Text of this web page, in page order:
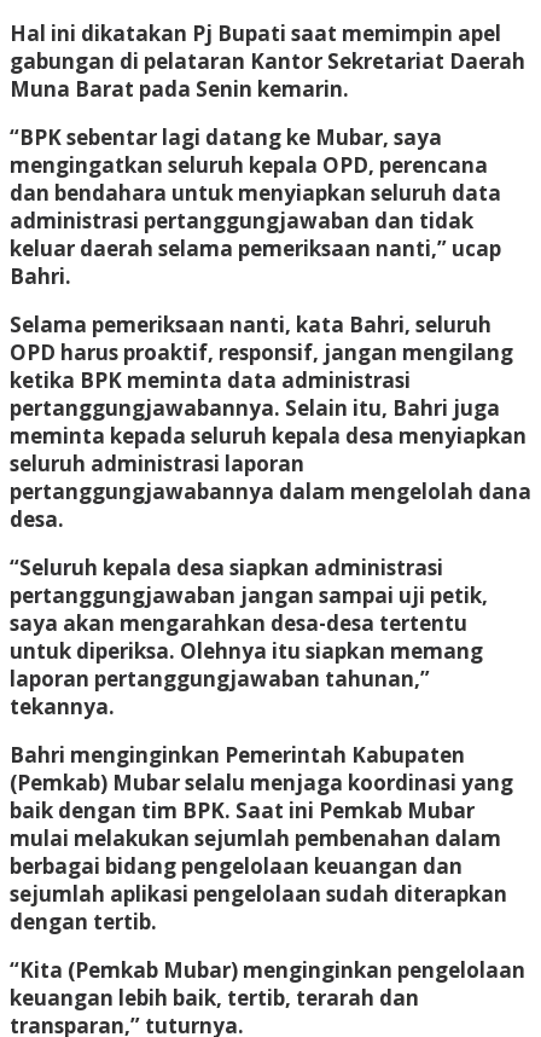
Hal ini dikatakan Pj Bupati saat memimpin apel
gabungan di pelataran Kantor Sekretariat Daerah
Muna Barat pada Senin kemarin.
“BPK sebentar lagi datang ke Mubar, saya
mengingatkan seluruh kepala OPD, perencana
dan bendahara untuk menyiapkan seluruh data
administrasi pertanggungjawaban dan tidak
keluar daerah selama pemeriksaan nanti,” ucap
Bahri.
Selama pemeriksaan nanti, kata Bahri, seluruh
OPD harus proaktif, responsif, jangan mengilang
ketika BPK meminta data administrasi
pertanggungjawabannya. Selain itu, Bahri juga
meminta kepada seluruh kepala desa menyiapkan
seluruh administrasi laporan
pertanggungjawabannya dalam mengelolah dana
desa.
“Seluruh kepala desa siapkan administrasi
pertanggungjawaban jangan sampai uji petik,
saya akan mengarahkan desa-desa tertentu
untuk diperiksa. Olehnya itu siapkan memang
laporan pertanggungjawaban tahunan,”
tekannya.
Bahri menginginkan Pemerintah Kabupaten
(Pemkab) Mubar selalu menjaga koordinasi yang
baik dengan tim BPK. Saat ini Pemkab Mubar
mulai melakukan sejumlah pembenahan dalam
berbagai bidang pengelolaan keuangan dan
sejumlah aplikasi pengelolaan sudah diterapkan
dengan tertib.
“Kita (Pemkab Mubar) menginginkan pengelolaan
keuangan lebih baik, tertib, terarah dan
transparan,” tuturnya.